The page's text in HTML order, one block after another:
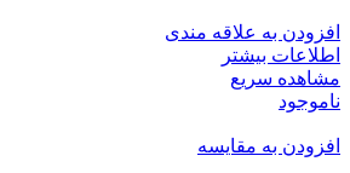
افزودن به علاقه مندی
اطلاعات بیشتر
مشاهده سریع
ناموجود
افزودن به مقایسه